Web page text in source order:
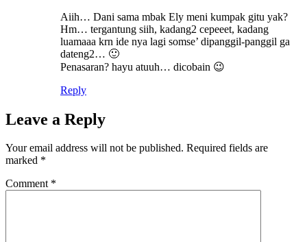
Aiih… Dani sama mbak Ely meni kumpak gitu yak?
Hm… tergantung siih, kadang2 cepeeet, kadang
luamaaa krn ide nya lagi somse’ dipanggil-panggil ga
dateng2… 🙂
Penasaran? hayu atuuh… dicobain 😉
Reply
Leave a Reply
Your email address will not be published. Required fields are
marked *
Comment *